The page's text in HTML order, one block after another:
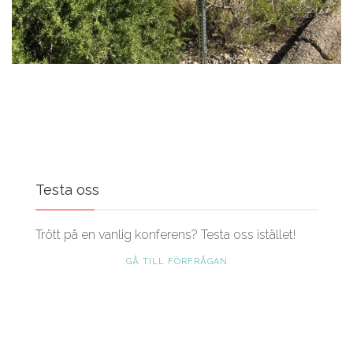
Testa oss
Trött på en vanlig konferens? Testa oss istället!
GÅ TILL FÖRFRÅGAN